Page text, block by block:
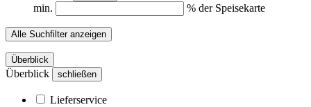
min. % der Speisekarte
Alle Suchfilter anzeigen
Überblick
Überblick schließen
Lieferservice